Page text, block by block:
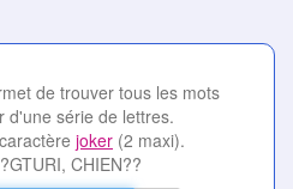
de trouver tous les mots
d'une série de lettres.
joker (2 maxi).
CHIEN??